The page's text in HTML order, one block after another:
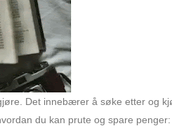
Det innebærer å søke etter og
du kan prute og spare penger: